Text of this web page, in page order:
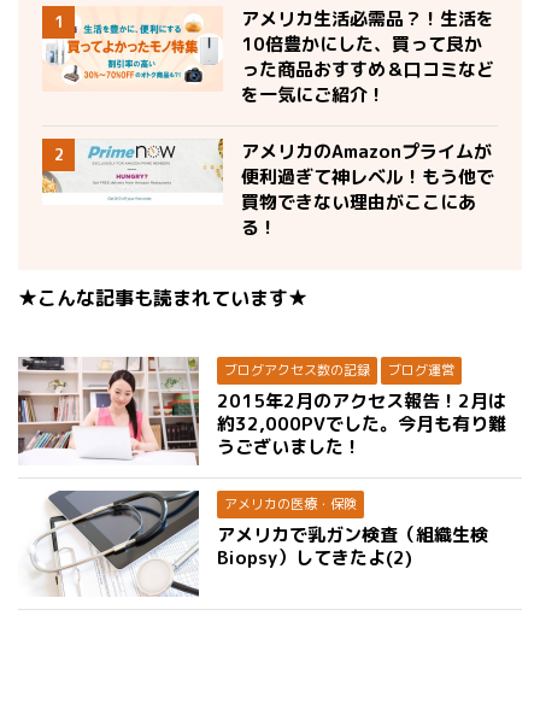
1
アメリカ生活必需品？！生活を
10倍豊かにした、買って良か
った商品おすすめ＆口コミなど
を一気にご紹介！
2
アメリカのAmazonプライムが
便利過ぎて神レベル！もう他で
買物できない理由がここにあ
る！
★こんな記事も読まれています★
ブログアクセス数の記録 ブログ運営
2015年2月のアクセス報告！2月は
約32,000PVでした。今月も有り難
うございました！
アメリカの医療・保険
アメリカで乳ガン検査（組織生検
Biopsy）してきたよ(2)